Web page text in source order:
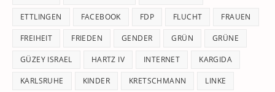
ETTLINGEN FACEBOOK FDP FLUCHT FRAUEN
FREIHEIT FRIEDEN GENDER GRÜN GRÜNE
GÜZEY ISRAEL HARTZ IV INTERNET KARGIDA
KARLSRUHE KINDER KRETSCHMANN LINKE